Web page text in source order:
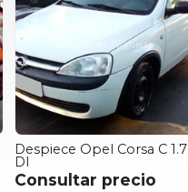
Despiece Opel Corsa C 1.7
DI
Consultar precio